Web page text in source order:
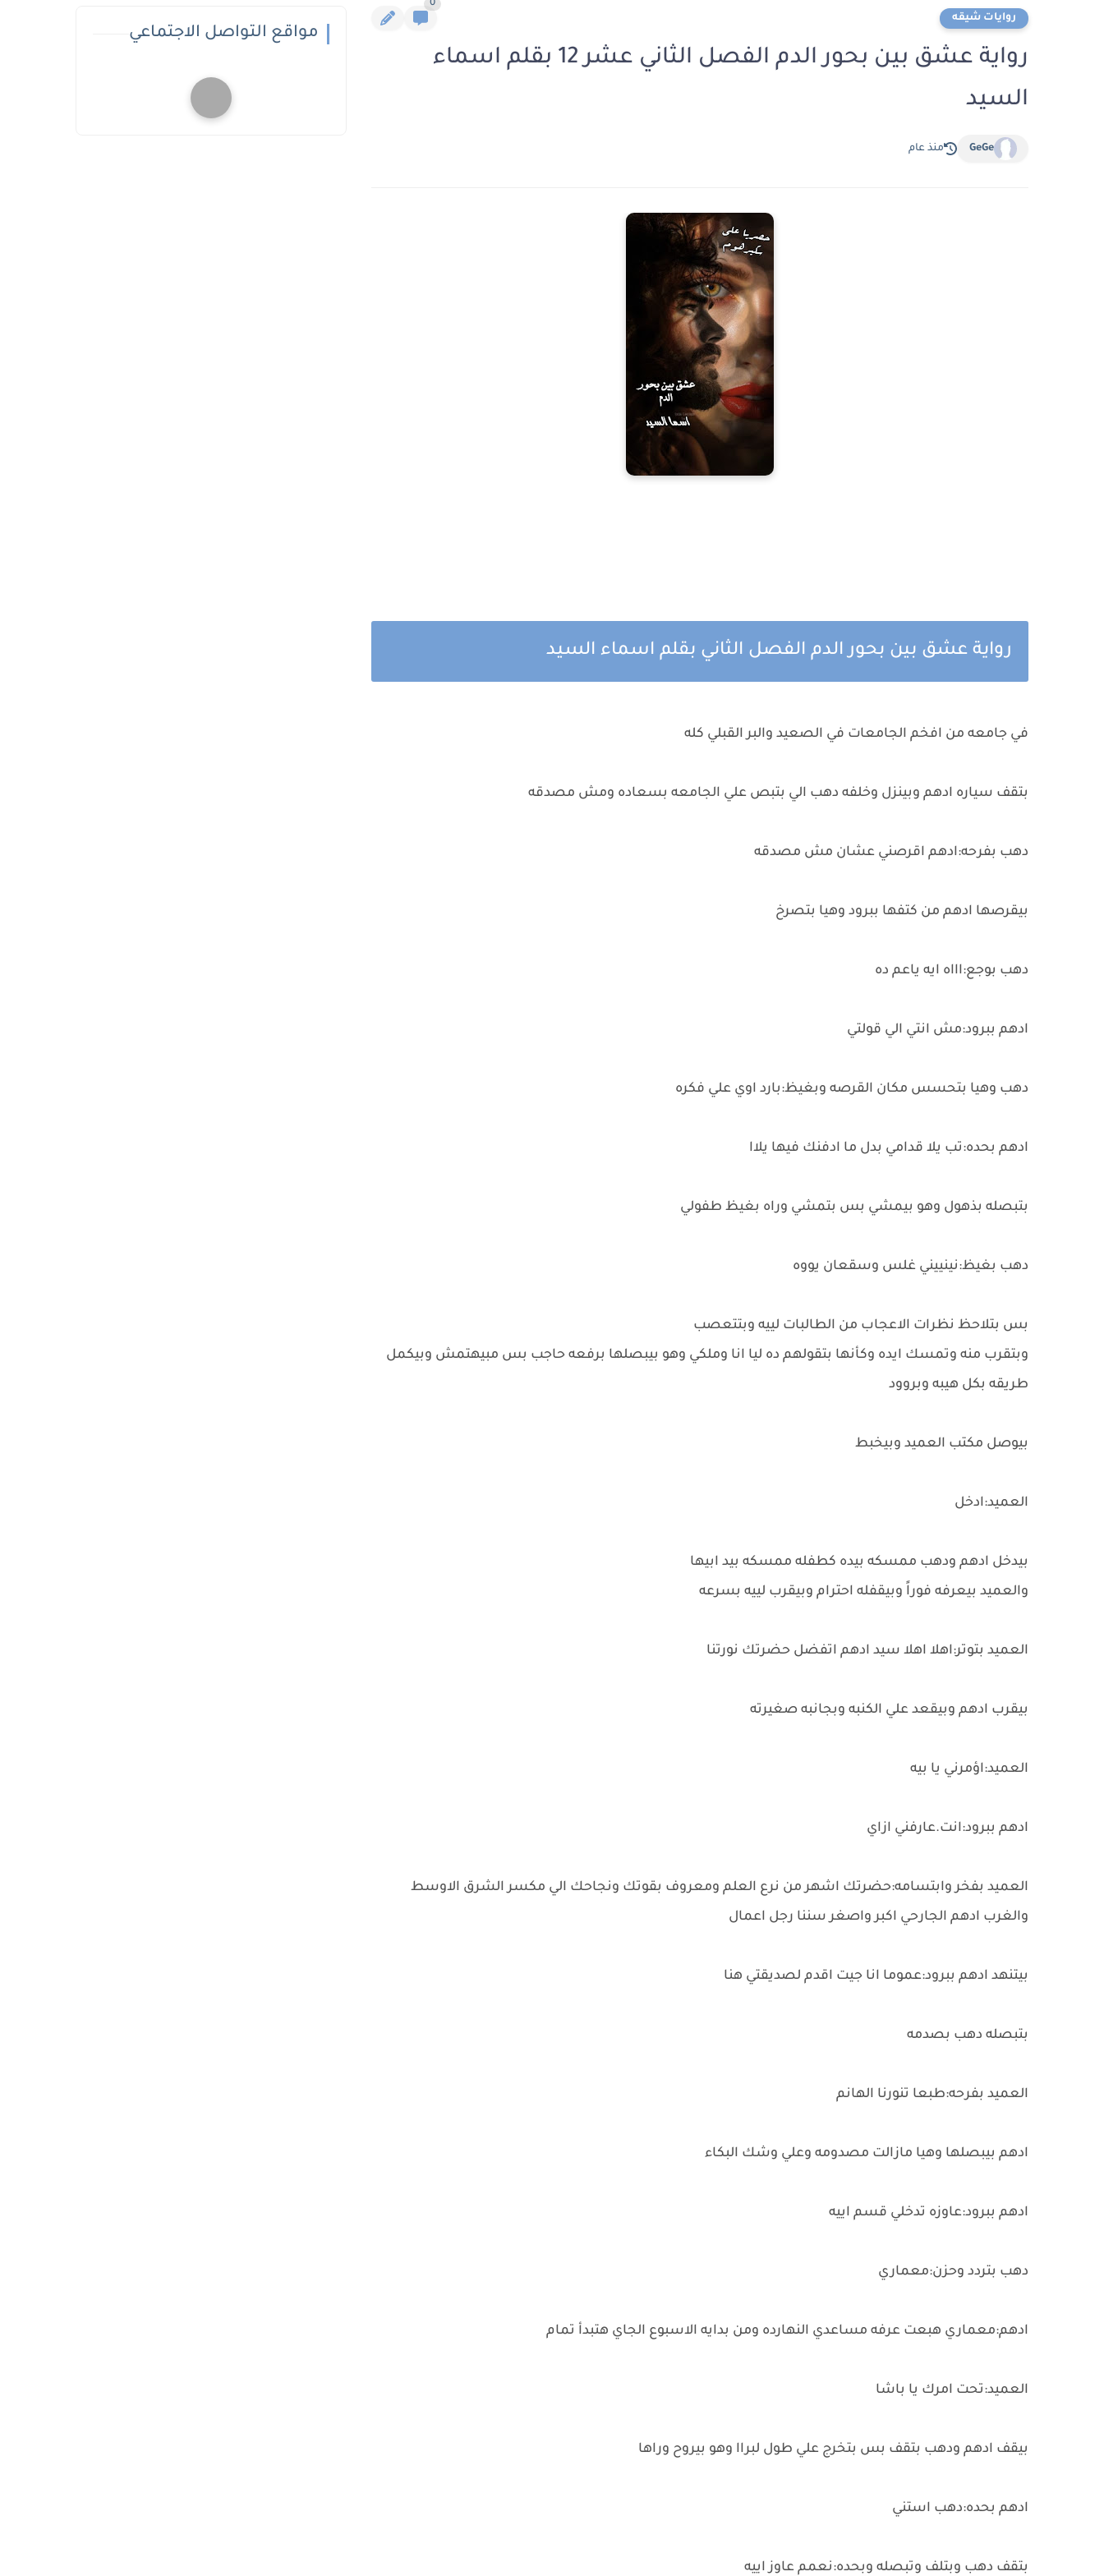
روايات شيقه
0
رواية عشق بين بحور الدم الفصل الثاني عشر 12 بقلم اسماء
السيد
GeGe منذ عام
رواية عشق بين بحور الدم الفصل الثاني بقلم اسماء السيد
في جامعه من افخم الجامعات في الصعيد والبر القبلي كله
بتقف سياره ادهم وبينزل وخلفه دهب الي بتبص علي الجامعه بسعاده ومش مصدقه
دهب بفرحه:ادهم اقرصني عشان مش مصدقه
بيقرصها ادهم من كتفها ببرود وهيا بتصرخ
دهب بوجع:اااه ايه ياعم ده
ادهم ببرود:مش انتي الي قولتي
دهب وهيا بتحسس مكان القرصه وبغيظ:بارد اوي علي فكره
ادهم بحده:تب يلا قدامي بدل ما ادفنك فيها يلاا
بتبصله بذهول وهو بيمشي بس بتمشي وراه بغيظ طفولي
دهب بغيظ:نينييني غلس وسقعان يووه
بس بتلاحظ نظرات الاعجاب من الطالبات لييه وبتتعصب
وبتقرب منه وتمسك ايده وكأنها بتقولهم ده ليا انا وملكي وهو بيبصلها برفعه حاجب بس مبيهتمش وبيكمل
طريقه بكل هيبه وبروود
بيوصل مكتب العميد وبيخبط
العميد:ادخل
بيدخل ادهم ودهب ممسكه بيده كطفله ممسكه بيد ابيها
والعميد بيعرفه فوراً وبيقفله احترام وبيقرب لييه بسرعه
العميد بتوتر:اهلا اهلا سيد ادهم اتفضل حضرتك نورتنا
بيقرب ادهم وبيقعد علي الكنبه وبجانبه صغيرته
العميد:اؤمرني يا بيه
ادهم ببرود:انت.عارفني ازاي
العميد بفخر وابتسامه:حضرتك اشهر من نرع العلم ومعروف بقوتك ونجاحك الي مكسر الشرق الاوسط
والغرب ادهم الجارحي اكبر واصغر سننا رجل اعمال
بيتنهد ادهم ببرود:عموما انا جيت اقدم لصديقتي هنا
بتبصله دهب بصدمه
العميد بفرحه:طبعا تنورنا الهانم
ادهم بيبصلها وهيا مازالت مصدومه وعلي وشك البكاء
ادهم ببرود:عاوزه تدخلي قسم اييه
دهب بتردد وحزن:معماري
ادهم:معماري هبعت عرفه مساعدي النهارده ومن بدايه الاسبوع الجاي هتبدأ تمام
العميد:تحت امرك يا باشا
بيقف ادهم ودهب بتقف بس بتخرج علي طول لبراا وهو بيروح وراها
ادهم بحده:دهب استني
بتقف دهب وبتلف وتبصله وبحده:نعمم عاوز اييه
مواقع التواصل الاجتماعي